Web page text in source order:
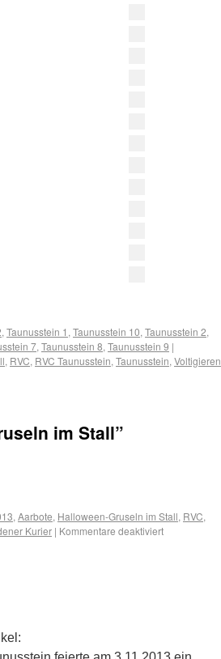
, Taunusstein 1 , Taunusstein 10, Taunusstein 2,
7, Taunusstein 8, Taunusstein 9 |
, RVC, RVC Taunusstein, Taunusstein, Voltigieren
im Stall”
, Aarbote, Halloween-Gruseln im Stall, RVC,
Kurier | Kommentare deaktiviert